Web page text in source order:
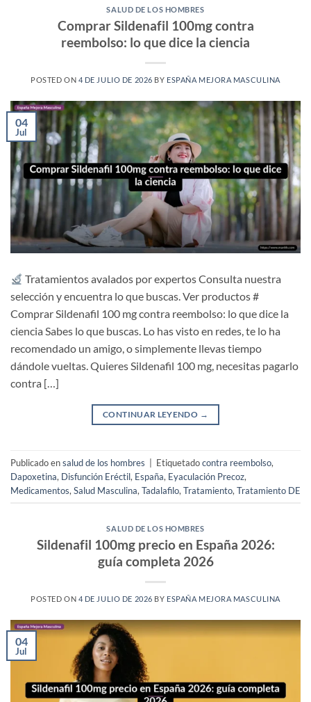
SALUD DE LOS HOMBRES
Comprar Sildenafil 100mg contra
reembolso: lo que dice la ciencia
POSTED ON 4 DE JULIO DE 2026 BY ESPAÑA MEJORA MASCULINA
04
Jul
Tratamientos avalados por expertos Consulta nuestra
selección y encuentra lo que buscas. Ver productos #
Comprar Sildenafil 100 mg contra reembolso: lo que dice la
ciencia Sabes lo que buscas. Lo has visto en redes, te lo ha
recomendado un amigo, o simplemente llevas tiempo
dándole vueltas. Quieres Sildenafil 100 mg, necesitas pagarlo
contra […]
CONTINUAR LEYENDO →
Publicado ensalud de los hombres Etiquetadocontra reembolso,
Dapoxetina, Disfunción Eréctil, España, Eyaculación Precoz,
Medicamentos, Salud Masculina, Tadalafilo, Tratamiento, Tratamiento DE
SALUD DE LOS HOMBRES
Sildenafil 100mg precio en España 2026:
guía completa 2026
POSTED ON 4 DE JULIO DE 2026 BY ESPAÑA MEJORA MASCULINA
04
Jul